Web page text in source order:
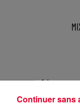
1 h
Continuer sans